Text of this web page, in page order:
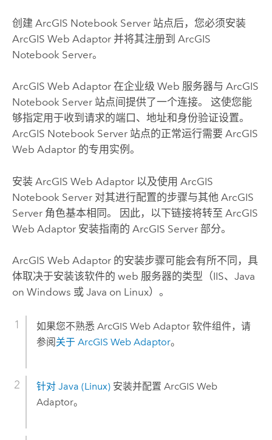
创建 ArcGIS Notebook Server站点后，您必须安装
ArcGIS Web Adaptor并将其注册到 ArcGIS
Notebook Server。
ArcGIS Web Adaptor在企业级 Web 服务器与 ArcGIS
Notebook Server站点间提供了一个连接。 这使您能
够指定用于收到请求的端口、地址和身份验证设置。
ArcGIS Notebook Server站点的正常运行需要 ArcGIS
Web Adaptor的专用实例。
安装 ArcGIS Web Adaptor以及使用 ArcGIS
Notebook Server对其进行配置的步骤与其他 ArcGIS
Server角色基本相同。 因此，以下链接将转至 ArcGIS
Web Adaptor安装指南的 ArcGIS Server部分。
ArcGIS Web Adaptor的安装步骤可能会有所不同，具
体取决于安装该软件的 web 服务器的类型（IIS、Java
on Windows 或 Java on Linux）。
如果您不熟悉 ArcGIS Web Adaptor软件组件，请
参阅关于 ArcGIS Web Adaptor。
针对 Java (Linux)安装并配置 ArcGIS Web
Adaptor。